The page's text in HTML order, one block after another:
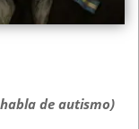
de autismo)